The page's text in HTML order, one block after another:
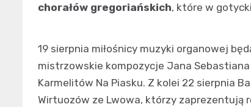
chorałów gregoriańskich, które w
19 sierpnia miłośnicy muzyki organowej
mistrzowskie kompozycje Jana
Karmelitów Na Piasku. Z kolei 22 sierpnia
Wirtuozów ze Lwowa, którzy zaprezentują